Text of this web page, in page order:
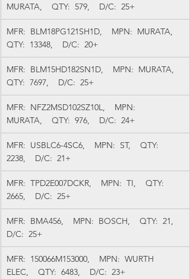
MURATA,    QTY:  579,    D/C:  25+
MFR:  BLM18PG121SH1D,    MPN:  MURATA,
QTY:  13348,    D/C:  20+
MFR:  BLM15HD182SN1D,    MPN:  MURATA,
QTY:  7697,    D/C:  25+
MFR:  NFZ2MSD102SZ10L,    MPN:
MURATA,    QTY:  976,    D/C:  24+
MFR:  USBLC6-4SC6,    MPN:  ST,    QTY:
2238,    D/C:  21+
MFR:  TPD2E007DCKR,    MPN:  TI,    QTY:
2665,    D/C:  25+
MFR:  BMA456,    MPN:  BOSCH,    QTY:  21,
D/C:  25+
MFR:  150066M153000,    MPN:  WURTH
ELEC,    QTY:  6483,    D/C:  23+